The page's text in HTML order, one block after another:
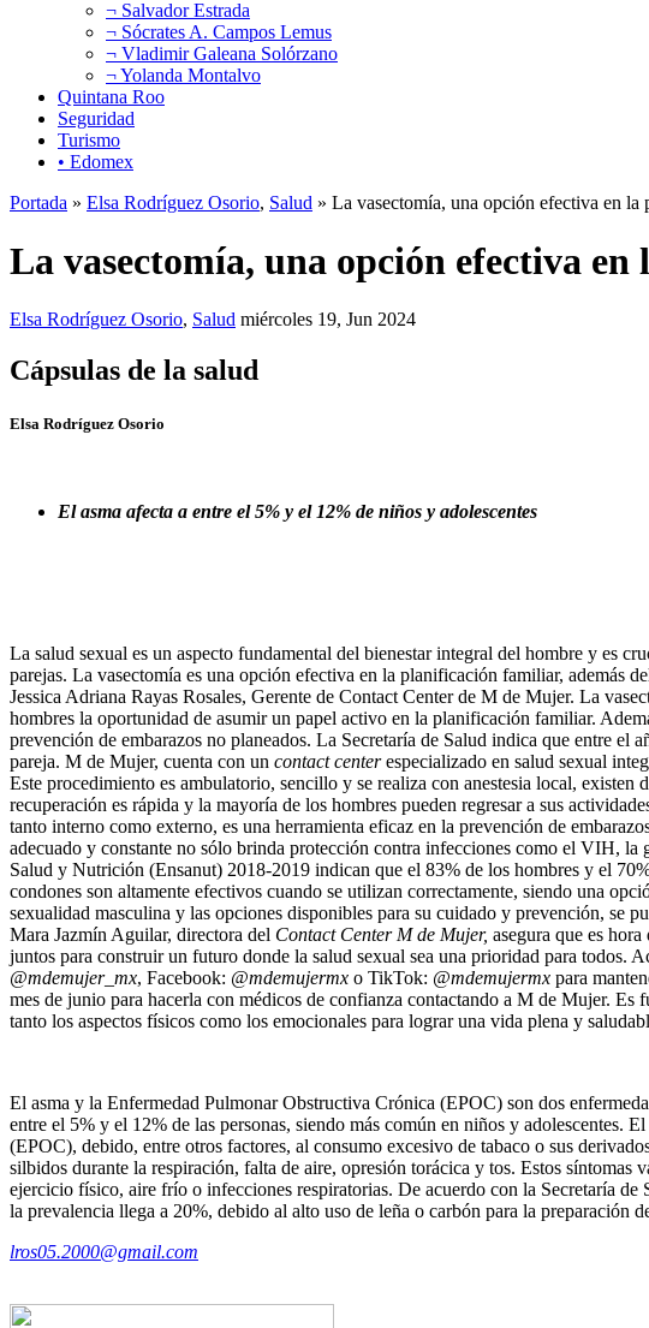
¬ Salvador Estrada
¬ Sócrates A. Campos Lemus
¬ Vladimir Galeana Solórzano
¬ Yolanda Montalvo
Quintana Roo
Seguridad
Turismo
• Edomex
Portada » Elsa Rodríguez Osorio, Salud » La vasectomía, una opción efectiva en
La vasectomía, una opción efectiva
Elsa Rodríguez Osorio, Salud miércoles 19, Jun 2024
Cápsulas de la salud
Elsa Rodríguez Osorio
El asma afecta a entre el 5% y el 12% de niños y adolescentes
La salud sexual es un aspecto fundamental del bienestar integral del hombre y es
parejas. La vasectomía es una opción efectiva en la planificación familiar, además
Jessica Adriana Rayas Rosales, Gerente de Contact Center de M de Mujer. La
hombres la oportunidad de asumir un papel activo en la planificación familiar.
prevención de embarazos no planeados. La Secretaría de Salud indica que entre
pareja. M de Mujer, cuenta con un contact centerespecializado en salud sexual
Este procedimiento es ambulatorio, sencillo y se realiza con anestesia local,
recuperación es rápida y la mayoría de los hombres pueden regresar a sus
tanto interno como externo, es una herramienta eficaz en la prevención de
adecuado y constante no sólo brinda protección contra infecciones como el VIH,
Salud y Nutrición (Ensanut) 2018-2019 indican que el 83% de los hombres y el
condones son altamente efectivos cuando se utilizan correctamente, siendo una
sexualidad masculina y las opciones disponibles para su cuidado y prevención, se
Mara Jazmín Aguilar, directora del Contact Center M de Mujer, asegura que es
juntos para construir un futuro donde la salud sexual sea una prioridad para todos.
@mdemujer_mx, Facebook: @mdemujermx o TikTok: @mdemujermx para
mes de junio para hacerla con médicos de confianza contactando a M de Mujer.
tanto los aspectos físicos como los emocionales para lograr una vida plena y
El asma y la Enfermedad Pulmonar Obstructiva Crónica (EPOC) son dos
entre el 5% y el 12% de las personas, siendo más común en niños y adolescentes.
(EPOC), debido, entre otros factores, al consumo excesivo de tabaco o sus
silbidos durante la respiración, falta de aire, opresión torácica y tos. Estos síntomas
ejercicio físico, aire frío o infecciones respiratorias. De acuerdo con la Secretaría
la prevalencia llega a 20%, debido al alto uso de leña o carbón para la preparación
lros05.2000@gmail.com